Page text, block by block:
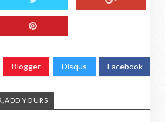
Blogger Disqus Facebook
YOURS